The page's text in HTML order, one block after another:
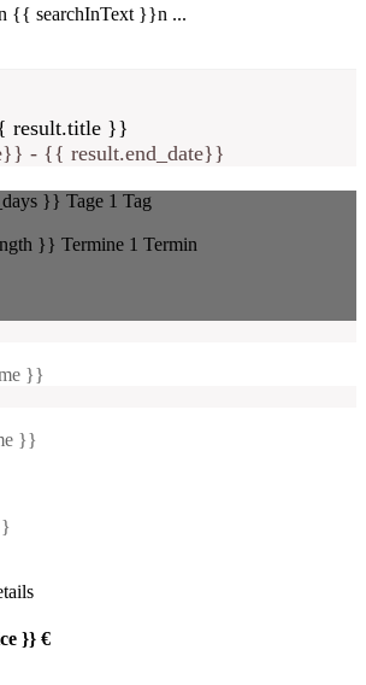
{{ searchInText }}n ...
result.title }}
- {{ result.end_date}}
}} Tage 1 Tag
}} Termine 1 Termin
}}
}}
}} €